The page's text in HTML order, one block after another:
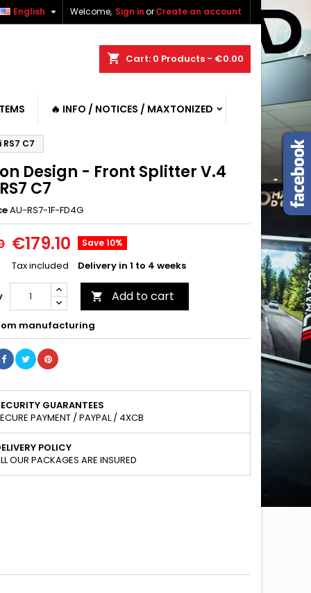
Welcome, Sign inorCreate an account
English 
shopping_cart Cart: 0 Products - €0.00
🔥 INFO / NOTICES / MAXTONIZED
C7
Design - Front Splitter V.4
C7
AU-RS7-1F-FD4G
€179.10 Save 10%
Tax included Delivery in 1 to 4 weeks
 Add to cart
manufacturing
GUARANTEES
PAYMENT / PAYPAL / 4XCB
POLICY
OUR PACKAGES ARE INSURED